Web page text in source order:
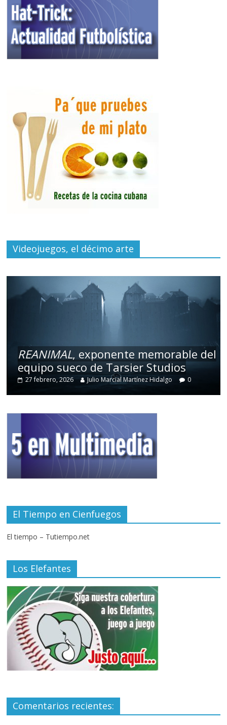
Videojuegos, el décimo arte
REANIMAL, exponente memorable del
equipo sueco de Tarsier Studios
27 febrero, 2026 Julio Marcial Martínez Hidalgo 0
El Tiempo en Cienfuegos
El tiempo – Tutiempo.net
Los Elefantes
Comentarios recientes: